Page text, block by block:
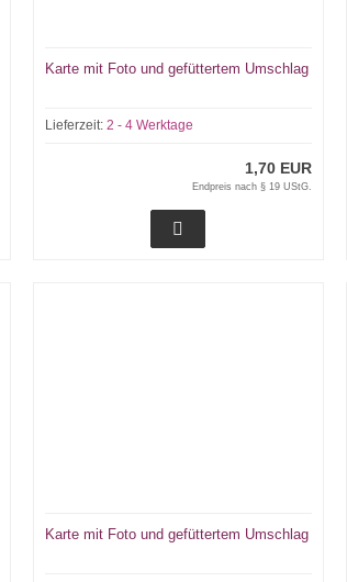
Karte mit Foto und gefüttertem Umschlag
Lieferzeit: 2 - 4 Werktage
1,70 EUR
Endpreis nach § 19 UStG.
Karte mit Foto und gefüttertem Umschlag